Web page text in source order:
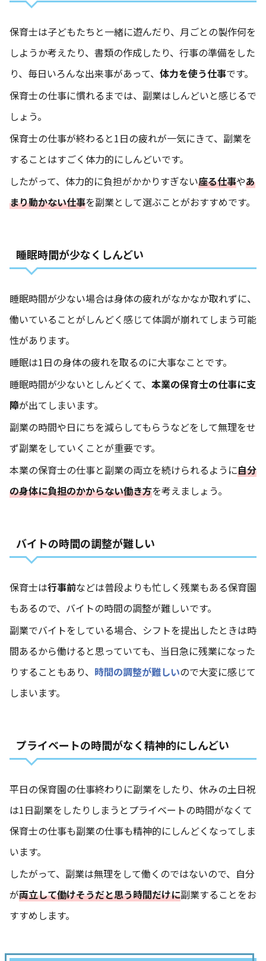
保育士は子どもたちと一緒に遊んだり、月ごとの製作何を
しようか考えたり、書類の作成したり、行事の準備をした
り、毎日いろんな出来事があって、 体力を使う仕事です。
保育士の仕事に慣れるまでは、副業はしんどいと感じるで
しょう。
保育士の仕事が終わると1日の疲れが一気にきて、副業を
することはすごく体力的にしんどいです。
したがって、体力的に負担がかかりすぎない座る仕事やあ
まり動かない仕事を副業として選ぶことがおすすめです。
睡眠時間が少なくしんどい
睡眠時間が少ない場合は身体の疲れがなかなか取れずに、
働いていることがしんどく感じて体調が崩れてしまう可能
性があります。
睡眠は1日の身体の疲れを取るのに大事なことです。
睡眠時間が少ないとしんどくて、 本業の保育士の仕事に支
障が出てしまいます。
副業の時間や日にちを減らしてもらうなどをして無理をせ
ず副業をしていくことが重要です。
本業の保育士の仕事と副業の両立を続けられるように自分
の身体に負担のかからない働き方を考えましょう。
バイトの時間の調整が難しい
保育士は行事前などは普段よりも忙しく残業もある保育園
もあるので、バイトの時間の調整が難しいです。
副業でバイトをしている場合、シフトを提出したときは時
間あるから働けると思っていても、当日急に残業になった
りすることもあり、 時間の調整が難しいので大変に感じて
しまいます。
プライベートの時間がなく精神的にしんどい
平日の保育園の仕事終わりに副業をしたり、休みの土日祝
は1日副業をしたりしまうとプライベートの時間がなくて
保育士の仕事も副業の仕事も精神的にしんどくなってしま
います。
したがって、副業は無理をして働くのではないので、自分
が両立して働けそうだと思う時間だけに副業することをお
すすめします。